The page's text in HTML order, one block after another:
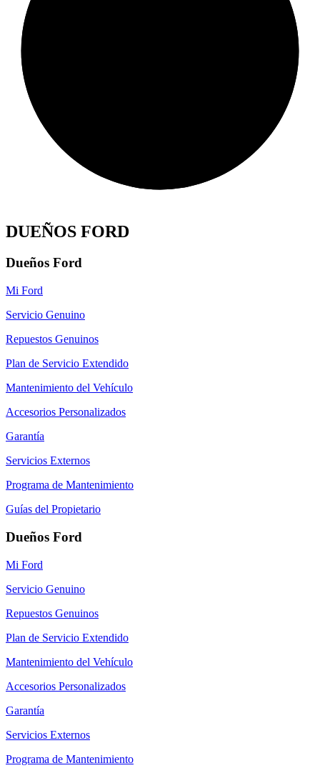
DUEÑOS FORD
Dueños Ford
Mi Ford
Servicio Genuino
Repuestos Genuinos
Plan de Servicio Extendido
Mantenimiento del Vehículo
Accesorios Personalizados
Garantía
Servicios Externos
Programa de Mantenimiento
Guías del Propietario
Dueños Ford
Mi Ford
Servicio Genuino
Repuestos Genuinos
Plan de Servicio Extendido
Mantenimiento del Vehículo
Accesorios Personalizados
Garantía
Servicios Externos
Programa de Mantenimiento